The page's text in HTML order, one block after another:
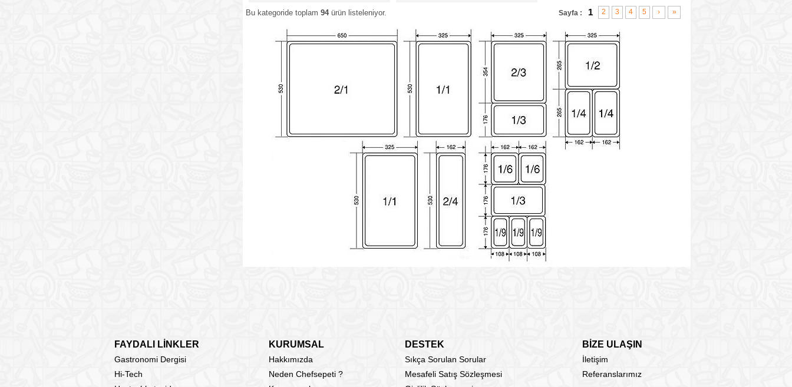
Bu kategoride toplam 94ürün listeleniyor. Sayfa : 1 2 3 4 5 › »
FAYDALI LİNKLER KURUMSAL DESTEK BİZE ULAŞIN
Gastronomi Dergisi Hakkımızda Sıkça Sorulan Sorular
İletişim
Hi-Tech
Neden Chefsepeti ? Mesafeli Satış Sözleşmesi
Referanslarımız